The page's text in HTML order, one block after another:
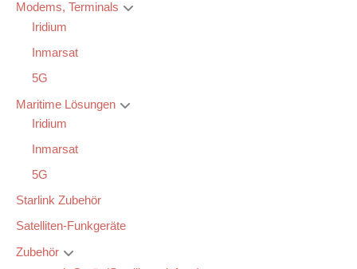
Modems, Terminals
Iridium
Inmarsat
5G
Maritime Lösungen
Iridium
Inmarsat
5G
Starlink Zubehör
Satelliten-Funkgeräte
Zubehör